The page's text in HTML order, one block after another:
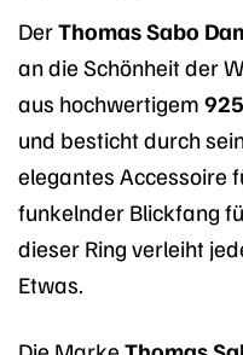
DerThomas Sabo
an die Schönheit der
aus hochwertigem
und besticht durch
elegantes Accessoire
funkelnder Blickfang
dieser Ring verleiht
Etwas.